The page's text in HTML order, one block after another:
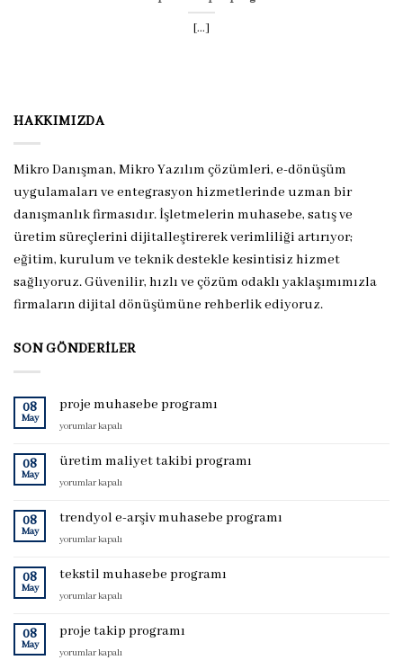
[...]
HAKKIMIZDA
Mikro Danışman, Mikro Yazılım çözümleri, e-dönüşüm
uygulamaları ve entegrasyon hizmetlerinde uzman bir
danışmanlık firmasıdır. İşletmelerin muhasebe, satış ve
üretim süreçlerini dijitalleştirerek verimliliği artırıyor;
eğitim, kurulum ve teknik destekle kesintisiz hizmet
sağlıyoruz. Güvenilir, hızlı ve çözüm odaklı yaklaşımımızla
firmaların dijital dönüşümüne rehberlik ediyoruz.
SON GÖNDERILER
08
May
proje muhasebe programı
proje
programı
yorumlar kapalı
08
May
üretim maliyet takibi programı
üretim
takibi
programı
için
yorumlar kapalı
08
May
trendyol e-arşiv muhasebe programı
trendyol
arşiv
programı
yorumlar kapalı
08
May
tekstil muhasebe programı
tekstil
programı
için
yorumlar kapalı
08
May
proje takip programı
proje
yorumlar kapalı